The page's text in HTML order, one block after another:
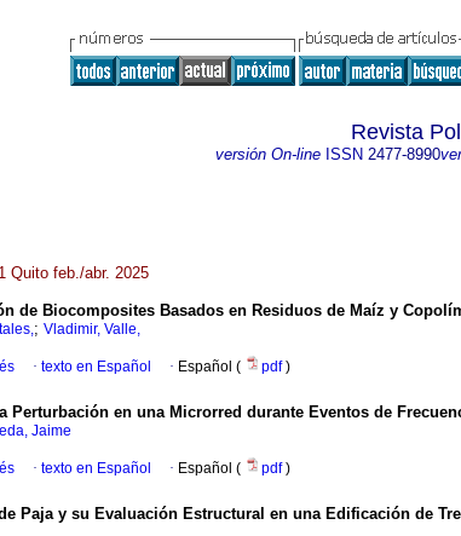
Revista
versión On-lineISSN 2477-8990
Quito feb./abr. 2025
de Biocomposites Basados en Residuos de Maíz y
; Vladimir, Valle,
· texto en Español · Español ( pdf)
Perturbación en una Microrred durante Eventos de
Jaime
· texto en Español · Español ( pdf)
Paja y su Evaluación Estructural en una Edificación de